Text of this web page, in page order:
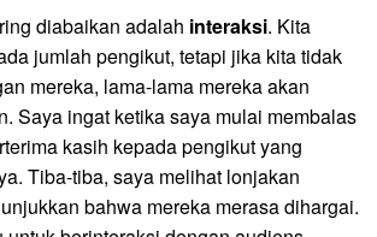
diabaikan adalah interaksi. Kita
jumlah pengikut, tetapi jika kita tidak
mereka, lama-lama mereka akan
Saya ingat ketika saya mulai membalas
kasih kepada pengikut yang
Tiba-tiba, saya melihat lonjakan
bahwa mereka merasa dihargai.